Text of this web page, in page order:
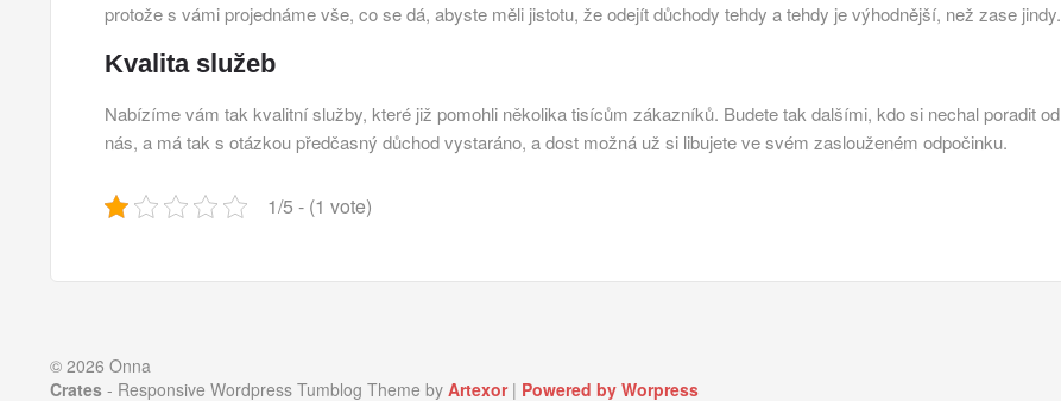
protože s vámi projednáme vše, co se dá, abyste měli jistotu, že odejít důchody tehdy a tehdy je výhodnější, než zase jindy.
Kvalita služeb
Nabízíme vám tak kvalitní služby, které již pomohli několika tisícům zákazníků. Budete tak dalšími, kdo si nechal poradit od
nás, a má tak s otázkou předčasný důchodvystaráno, a dost možná už si libujete ve svém zaslouženém odpočinku.
1/5 - (1 vote)
© 2026 Onna
Crates - Responsive Wordpress Tumblog Theme by Artexor| Powered by Worpress